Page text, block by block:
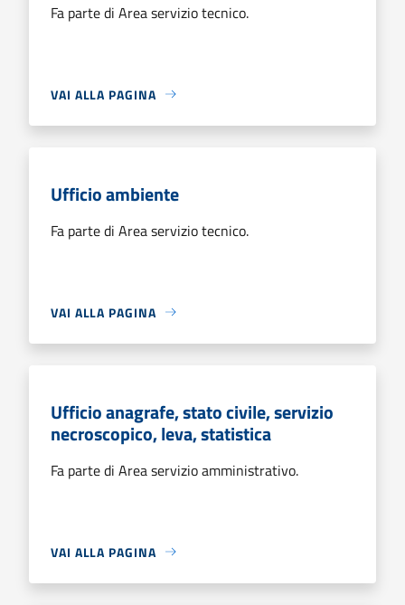
Fa parte di Area servizio tecnico.
VAI ALLA PAGINA
Ufficio ambiente
Fa parte di Area servizio tecnico.
VAI ALLA PAGINA
Ufficio anagrafe, stato civile, servizio
necroscopico, leva, statistica
Fa parte di Area servizio amministrativo.
VAI ALLA PAGINA